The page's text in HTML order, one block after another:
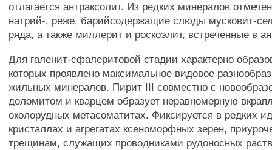
отлагается антраксолит. Из редких минералов
натрий-, реже, барийсодержащие слюды мусковит-
ряда, а также миллерит и роскоэлит, встреченные в
Для галенит-сфалеритовой стадии характерно
которых проявлено максимальное видовое
жильных минералов. Пирит III совместно с
доломитом и кварцем образует неравномерную
околорудных метасоматитах. Фиксируется в редких
кристаллах и агрегатах ксеноморфных зерен,
трещинам, служащих проводниками рудоносных